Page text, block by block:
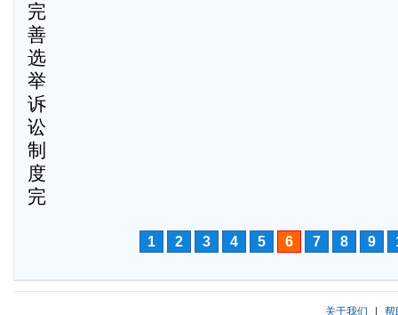
完
善
选
举
诉
讼
制
度
完
1 2 3 4 5 6 7 8 9
关于我们 帮